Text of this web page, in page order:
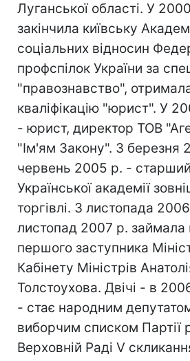
Луганської області. У
закінчила київську
соціальних відносин
профспілок України за
"правознавство",
кваліфікацію "юрист". У
- юрист, директор ТОВ
"Ім'ям Закону". З березня
червень 2005 р. -
Української академії
торгівлі. З листопада
листопад 2007 р. займала
першого заступника
Кабінету Міністрів
Толстоухова. Двічі - в
- стає народним
виборчим списком Партії
Верховній Раді V